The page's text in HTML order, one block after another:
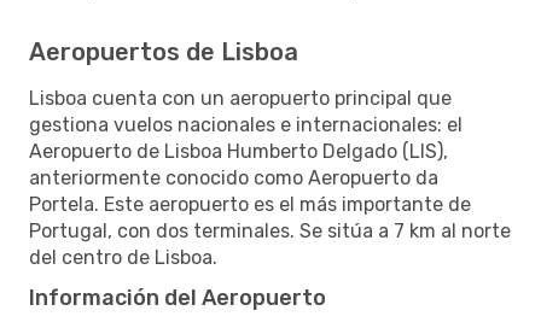
Aeropuertos de Lisboa
Lisboa cuenta con un aeropuerto principal que
gestiona vuelos nacionales e internacionales: el
Aeropuerto de Lisboa Humberto Delgado (LIS),
anteriormente conocido como Aeropuerto da
Portela. Este aeropuerto es el más importante de
Portugal, con dos terminales. Se sitúa a 7 km al norte
del centro de Lisboa.
Información del Aeropuerto